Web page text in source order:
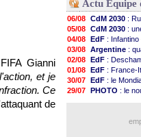
Gianni
et je
Ce
de
Actu Equipe
06/08 CdM 2030 :
05/08 CdM 2030 :
04/08 EdF :
03/08 Argentine :
02/08 EdF :
01/08 EdF : France-
30/07 EdF : le
29/07 PHOTO : le
: Zidane